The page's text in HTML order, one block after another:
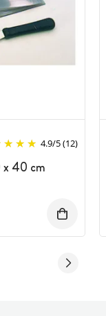
4.9/5(12)
x 40 cm